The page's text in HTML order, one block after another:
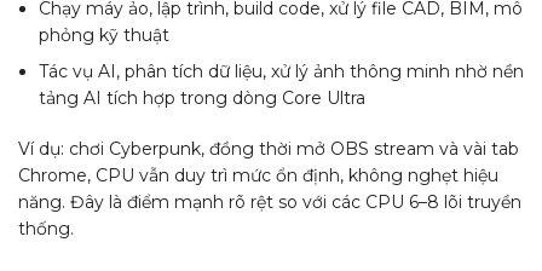
Chạy máy ảo, lập trình, build code, xử lý file CAD, BIM, mô
phỏng kỹ thuật
Tác vụ AI, phân tích dữ liệu, xử lý ảnh thông minh nhờ nền
tảng AI tích hợp trong dòng Core Ultra
Ví dụ: chơi Cyberpunk, đồng thời mở OBS stream và vài tab
Chrome, CPU vẫn duy trì mức ổn định, không nghẹt hiệu
năng. Đây là điểm mạnh rõ rệt so với các CPU 6–8 lõi truyền
thống.